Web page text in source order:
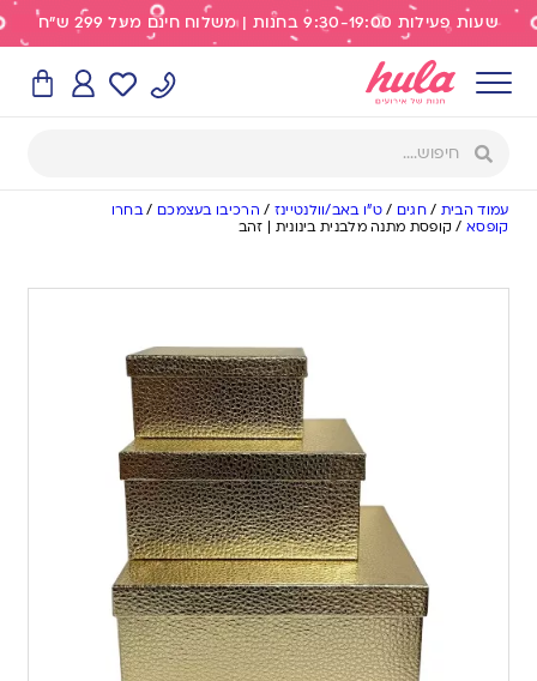
שעות פעילות 9:30-19:00 בחנות | משלוח חינם מעל 299 ש"ח
עמוד הבית /חגים /ט"ו באב/וולנטיינז / הרכיבו בעצמכם /בחרו
קופסא/ קופסת מתנה מלבנית בינונית | זהב